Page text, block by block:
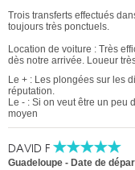
Trois transferts effectués
toujours très ponctuels.
Location de voiture : Très
dès notre arrivée. Loueur
Le + : Les plongées sur les
réputation.
Le - : Si on veut être un peu
moyen
DAVID F
Guadeloupe - Date de